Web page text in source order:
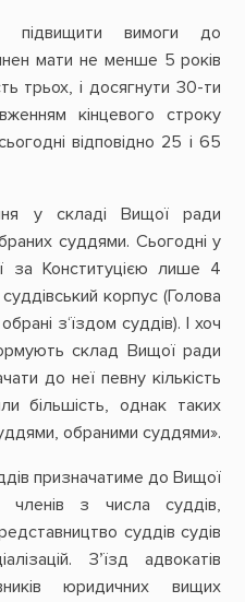
підвищити вимоги до
мати не менше 5 років
трьох, і досягнути 30-ти
кінцевого строку
відповідно 25 і 65
у складі Вищої ради
суддями. Сьогодні у
за Конституцією лише 4
корпус (Голова
з‘їздом суддів). І хоч
склад Вищої ради
до неї певну кількість
більшість, однак таких
обраними суддями».
призначатиме до Вищої
членів з числа суддів,
суддів судів
З’їзд адвокатів
юридичних вищих